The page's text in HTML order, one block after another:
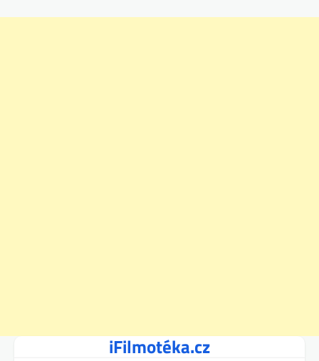
iFilmotéka.cz